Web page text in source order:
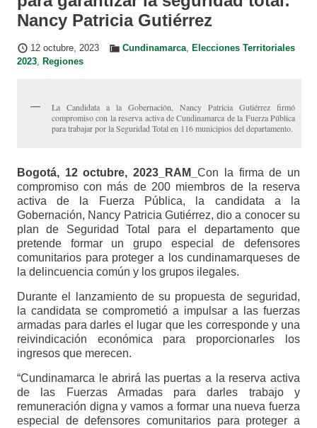
Nancy Patricia Gutiérrez
12 octubre, 2023 Cundinamarca, Elecciones Territoriales
2023, Regiones
La Candidata a la Gobernación, Nancy Patricia Gutiérrez firmó
compromiso con la reserva activa de Cundinamarca de la Fuerza Pública
para trabajar por la Seguridad Total en 116 municipios del departamento.
Bogotá, 12 octubre, 2023_RAM_Con la firma de un
compromiso con más de 200 miembros de la reserva
activa de la Fuerza Pública, la candidata a la
Gobernación, Nancy Patricia Gutiérrez, dio a conocer su
plan de Seguridad Total para el departamento que
pretende formar un grupo especial de defensores
comunitarios para proteger a los cundinamarqueses de
la delincuencia común y los grupos ilegales.
Durante el lanzamiento de su propuesta de seguridad,
la candidata se comprometió a impulsar a las fuerzas
armadas para darles el lugar que les corresponde y una
reivindicación económica para proporcionarles los
ingresos que merecen.
“Cundinamarca le abrirá las puertas a la reserva activa
de las Fuerzas Armadas para darles trabajo y
remuneración digna y vamos a formar una nueva fuerza
especial de defensores comunitarios para proteger a